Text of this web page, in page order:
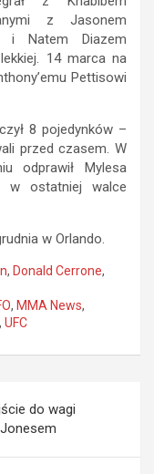
z Jasonem
i Natem Diazem
14 marca na
Pettisowi
8 pojedynków –
przed czasem. W
odprawił Mylesa
w ostatniej walce
w Orlando.
, Donald Cerrone,
, MMA News,
, UFC
do wagi